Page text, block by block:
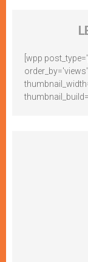
[wpp